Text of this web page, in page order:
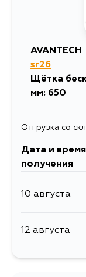
AVANTECH
sr26
Щётка
мм: 650
Отгрузка со
Дата и время
получения
10 августа
12 августа